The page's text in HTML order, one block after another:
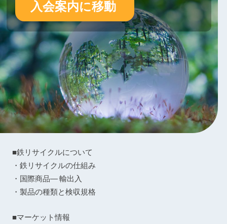
入会案内に移動
■鉄リサイクルについて
・鉄リサイクルの仕組み
・国際商品― 輸出入
・製品の種類と検収規格
■マーケット情報